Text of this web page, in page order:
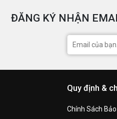
ĐĂNG KÝ NHẬN
Quy định &
Chính Sách